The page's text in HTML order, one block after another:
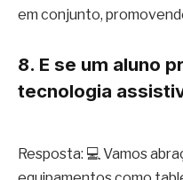
em conjunto,
8. E se um aluno
tecnologia
Resposta: 💻 Vamos